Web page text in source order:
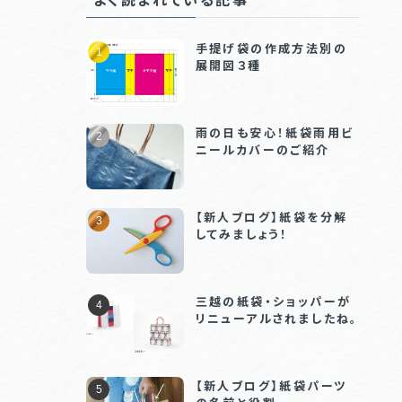
手提げ袋の作成方法別の
展開図３種
雨の日も安心！紙袋雨用ビ
ニールカバーのご紹介
【新人ブログ】紙袋を分解
してみましょう！
三越の紙袋・ショッパーが
リニューアルされましたね。
【新人ブログ】紙袋パーツ